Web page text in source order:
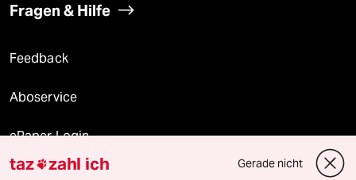
Fragen & Hilfe
Feedback
Aboservice
ePaper Login
Downloads für Abonnierende
taz zahl ich Gerade nicht